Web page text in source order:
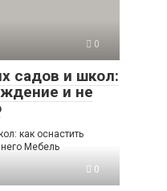
0
садов и школ:
и не
как оснастить
Мебель
0